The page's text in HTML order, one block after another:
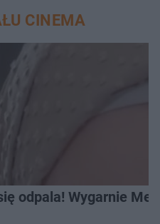
CINEMA
odpala! Wygarnie